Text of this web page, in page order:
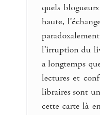
quels
haute,
l’irruption du
a longtemps
lectures et
libraires sont
cette carte-là